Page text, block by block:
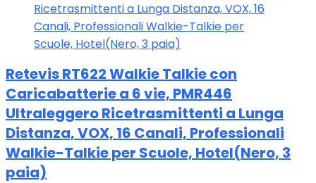
Retevis RT622 Walkie Talkie con
Caricabatterie a 6 vie, PMR446
Ultraleggero Ricetrasmittenti a Lunga
Distanza, VOX, 16 Canali, Professionali
Walkie-Talkie per Scuole, Hotel(Nero, 3
paia)